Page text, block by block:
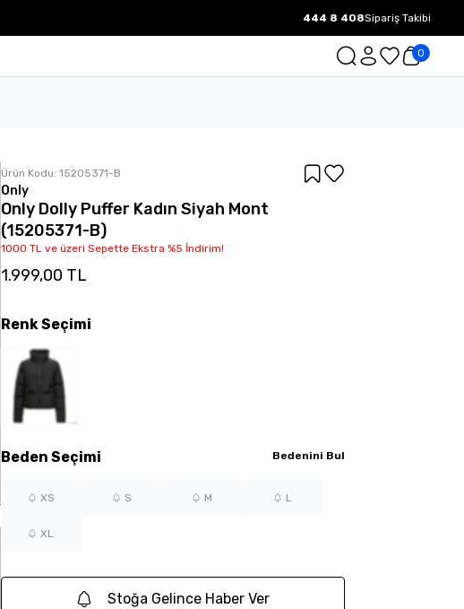
1000 TL ve üzeri Ücretsiz Kargo.
444 8 408Sipariş Takibi
0
Ürün Kodu: 15205371-B
Only
Only Dolly Puffer Kadın Siyah Mont
(15205371-B)
1000 TL ve üzeri Sepette Ekstra %5 İndirim!
1.999,00 TL
Beden Seçimi Bedenini Bul
XS S M L
XL
RenkSeçimi
Stoğa Gelince Haber Ver